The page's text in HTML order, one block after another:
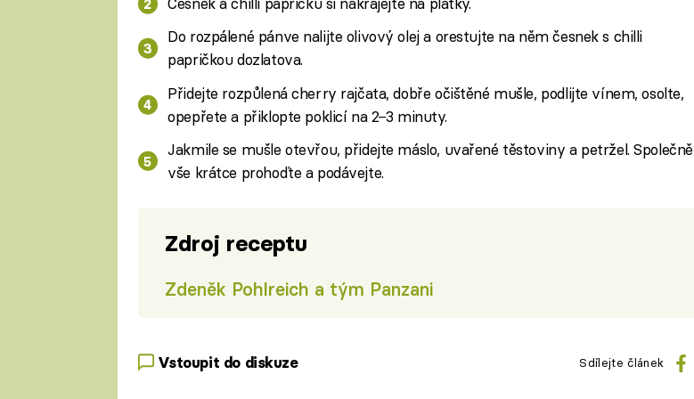
Do rozpálené pánve nalijte olivový olej a orestujte na něm česnek s chilli
papričkou dozlatova.
Přidejte rozpůlená cherry rajčata, dobře očištěné mušle, podlijte vínem, osolte,
opepřete a přiklopte poklicí na 2−3 minuty.
Jakmile se mušle otevřou, přidejte máslo, uvařené těstoviny a petržel. Společně
vše krátce prohoďte a podávejte.
Zdroj receptu
Zdeněk Pohlreich a tým Panzani
Vstoupit do diskuze Sdílejte článek